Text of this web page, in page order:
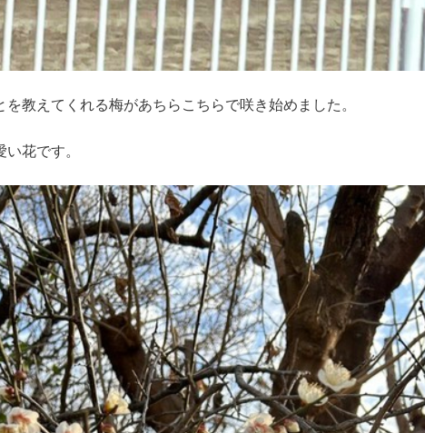
教えてくれる梅があちらこちらで咲き始めました。
花です。